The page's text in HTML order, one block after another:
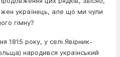
українець, але що ми чули
гімну?
1815 року, у селі Явірник-
народився український